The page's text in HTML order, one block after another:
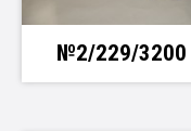
№2/229/3200